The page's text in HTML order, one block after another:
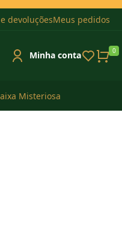
devoluçõesMeus pedidos
Minha conta 0
Misteriosa